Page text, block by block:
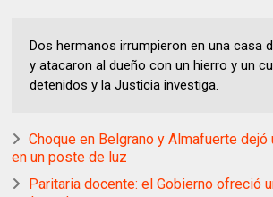
Dos hermanos irrumpieron en una casa
y atacaron al dueño con un hierro y un
detenidos y la Justicia investiga.
Choque en Belgrano y Almafuerte dejó
en un poste de luz
Paritaria docente: el Gobierno ofreció